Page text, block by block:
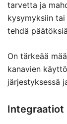
tarvetta ja
kysymyksiin
tehdä
On tärkeää
kanavien
järjestyksessä
Integraatiot